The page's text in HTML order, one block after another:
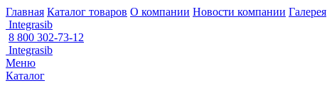
Главная Каталог товаров О компании Новости компании Галерея
Integrasib
8 800 302-73-12
Integrasib
Меню
Каталог